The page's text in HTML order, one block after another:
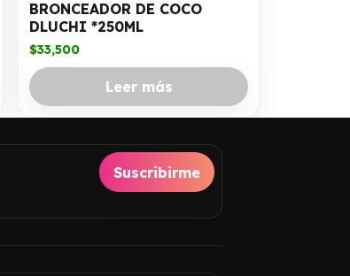
BRONCEADOR DE COCO
DLUCHI *250ML
$33,500
Leer más
Suscribirme